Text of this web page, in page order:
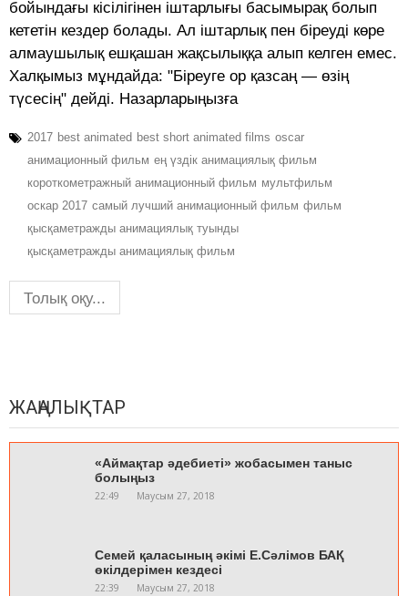
бойындағы кісілігінен іштарлығы басымырақ болып
кететін кездер болады. Ал іштарлық пен біреуді көре
алмаушылық ешқашан жақсылыққа алып келген емес.
Халқымыз мұндайда: "Біреуге ор қазсаң — өзің
түсесің" дейді. Назарларыңызға
2017 best animated best short animated films oscar
анимационный фильм ең үздік анимациялық фильм
короткометражный анимационный фильм мультфильм
оскар 2017 самый лучший анимационный фильм фильм
қысқаметражды анимациялық туынды
қысқаметражды анимациялық фильм
Толық оқу...
ЖАҢАЛЫҚТАР
«Аймақтар әдебиеті» жобасымен таныс
болыңыз
22:49 Маусым 27, 2018
Семей қаласының әкімі Е.Сәлімов БАҚ
өкілдерімен кездесі
22:39 Маусым 27, 2018